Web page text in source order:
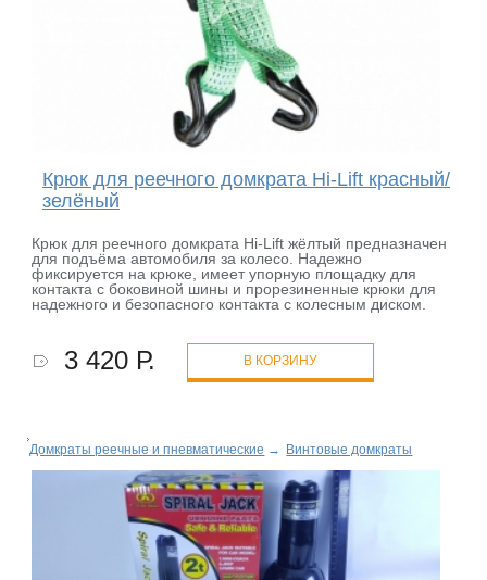
Крюк для реечного домкрата Hi-Lift красный/
зелёный
Крюк для реечного домкрата Hi-Lift жёлтый предназначен
для подъёма автомобиля за колесо. Надежно
фиксируется на крюке, имеет упорную площадку для
контакта с боковиной шины и прорезиненные крюки для
надежного и безопасного контакта с колесным диском.
3 420 Р. В КОРЗИНУ
Домкраты реечные и пневматические → Винтовые домкраты